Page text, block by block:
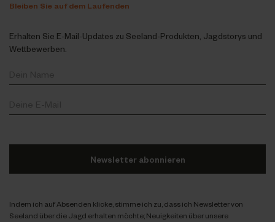
Bleiben Sie auf dem Laufenden
Erhalten Sie E-Mail-Updates zu Seeland-Produkten, Jagdstorys und
Wettbewerben.
Newsletter abonnieren
Indem ich auf Absenden klicke, stimme ich zu, dass ich Newsletter von
Seeland über die Jagd erhalten möchte; Neuigkeiten über unsere